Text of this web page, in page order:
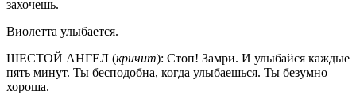
захочешь.
Виолетта улыбается.
ШЕСТОЙ АНГЕЛ (кричит): Стоп! Замри. И улыбайся каждые
пять минут. Ты бесподобна, когда улыбаешься. Ты безумно
хороша.